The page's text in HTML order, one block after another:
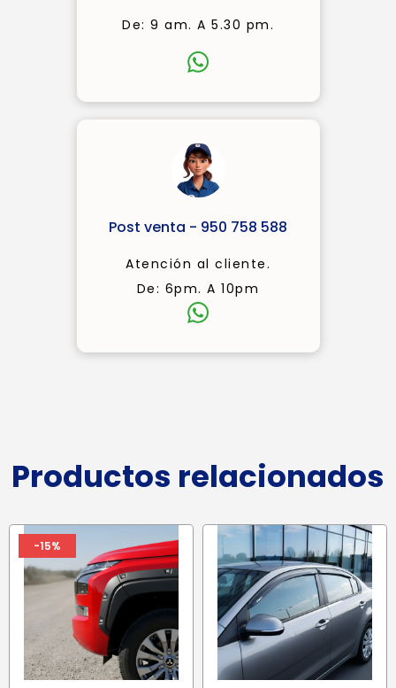
De: 9 am. A 5.30 pm.
Post venta - 950 758 588
Atención al cliente.
De: 6pm. A 10pm
Productos relacionados
-15%